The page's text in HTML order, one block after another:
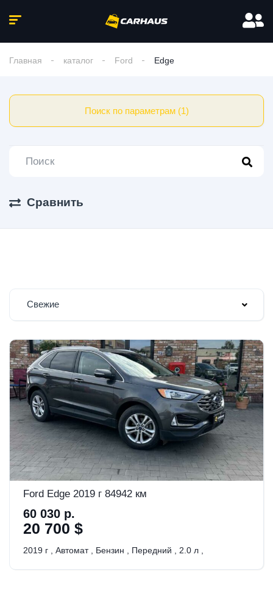
Главная каталог Ford Edge
Поиск по параметрам (1)
Сравнить
Свежие
Ford Edge 2019 г 84942 км
60 030 р.
20 700 $
2019 г Автомат Бензин Передний 2.0 л